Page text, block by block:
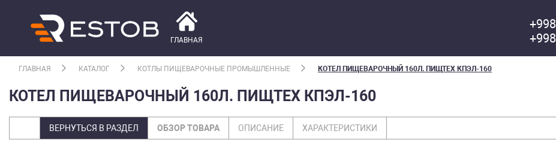
ГЛАВНАЯ
+998
+998
ГЛАВНАЯ КАТАЛОГ КОТЛЫ ПИЩЕВАРОЧНЫЕ ПРОМЫШЛЕННЫЕ КОТЕЛ ПИЩЕВАРОЧНЫЙ 160Л. ПИЩТЕХ КПЭЛ-160
КОТЕЛ ПИЩЕВАРОЧНЫЙ 160Л. ПИЩТЕХ КПЭЛ-160
ВЕРНУТЬСЯ В РАЗДЕЛ ОБЗОР ТОВАРА ОПИСАНИЕ ХАРАКТЕРИСТИКИ